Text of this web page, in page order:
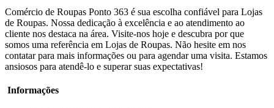
Comércio de Roupas Ponto 363 é sua escolha confiável para Lojas
de Roupas. Nossa dedicação à excelência e ao atendimento ao
cliente nos destaca na área. Visite-nos hoje e descubra por que
somos uma referência em Lojas de Roupas. Não hesite em nos
contatar para mais informações ou para agendar uma visita. Estamos
ansiosos para atendê-lo e superar suas expectativas!
Informações